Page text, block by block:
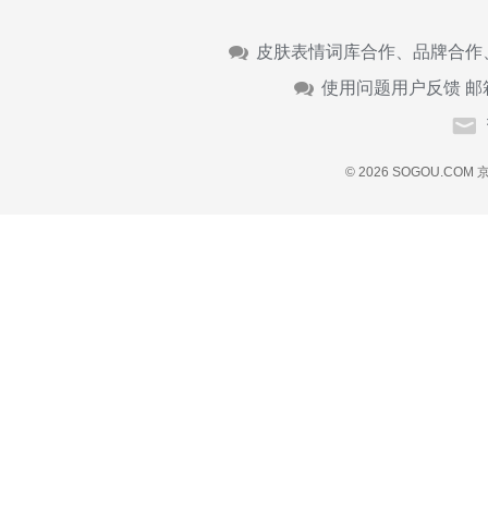
皮肤表情词库合作、品牌合
使用问题用户反馈 邮
© 2026 SOGOU.COM